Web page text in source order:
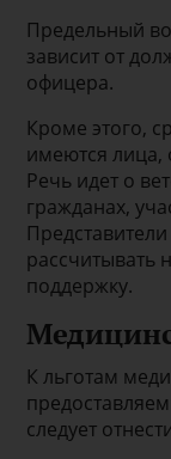
Предельный
зависит от
офицера.
Кроме этого,
имеются
Речь идет о
гражданах,
рассчитывать
поддержку.
К льготам
следует